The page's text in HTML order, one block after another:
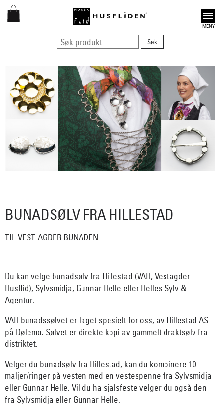
Open
BUNADSØLV FRA HILLESTAD
TIL VEST-AGDER BUNADEN
Du kan velge bunadsølv fra Hillestad (VAH, Vestagder
Husflid), Sylvsmidja, Gunnar Helle eller Helles Sylv &
Agentur.
VAH bunadssølvet er laget spesielt for oss, av Hillestad AS
på Dølemo. Sølvet er direkte kopi av gammelt draktsølv fra
distriktet.
Velger du bunadsølv fra Hillestad, kan du kombinere 10
maljer/ringer på vesten med en vestespenne fra Sylvsmidja
eller Gunnar Helle. Vil du ha sjalsfeste velger du også den
fra Sylvsmidja eller Gunnar Helle.